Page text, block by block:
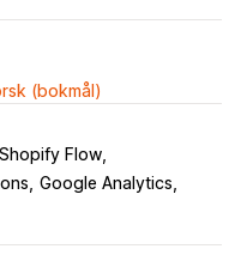
(bokmål)
Shopify Flow
Google Analytics